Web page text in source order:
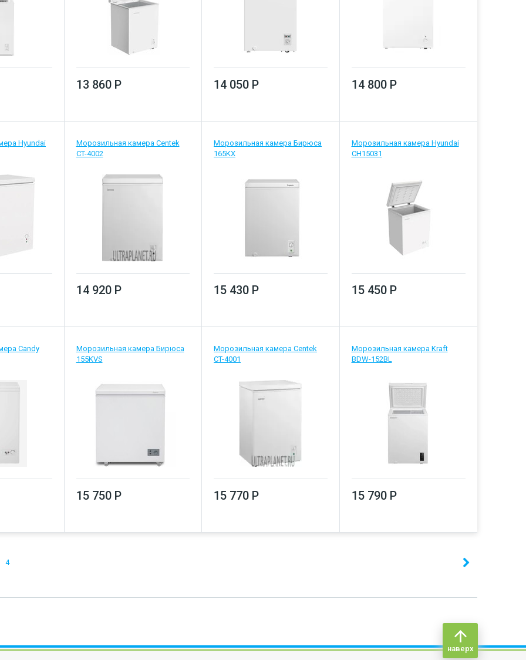
13 860 Р 14 050 Р 14 800 Р
Hyundai
Морозильная камера Centek
CT-4002
14 920 Р
Морозильная камера Бирюса
165KX
15 430 Р
Морозильная камера Hyundai
CH15031
15 450 Р
Candy
Морозильная камера Бирюса
155KVS
15 750 Р
Морозильная камера Centek
CT-4001
15 770 Р
Морозильная камера Kraft
BDW-152BL
15 790 Р
4
наверх